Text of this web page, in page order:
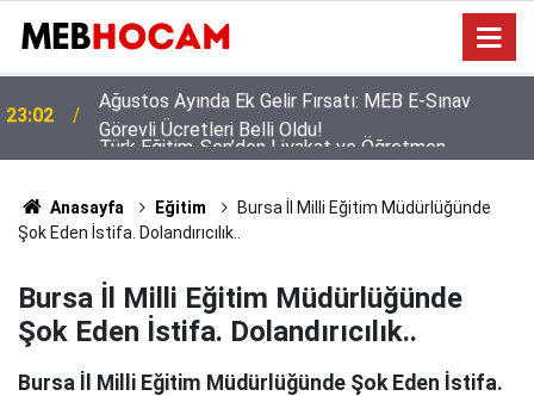
21:02
Türk Eğitim-Sen’den Liyakat ve Öğretmen
Yetiştirme Süreci Açıklaması
Anasayfa Eğitim
Bursa İl Milli Eğitim Müdürlüğünde
Şok Eden İstifa. Dolandırıcılık..
Bursa İl Milli Eğitim Müdürlüğünde
Şok Eden İstifa. Dolandırıcılık..
Bursa İl Milli Eğitim Müdürlüğünde Şok Eden İstifa.